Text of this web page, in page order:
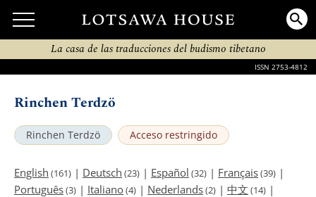
La casa de las traducciones del budismo tibetano
ISSN 2753-4812
Rinchen Terdzö
Rinchen Terdzö Acceso restringido
English (161) | Deutsch (23) | Español (32) | Français(39) |
Português(3) | Italiano(4) | Nederlands(2) | 中文 (14) |